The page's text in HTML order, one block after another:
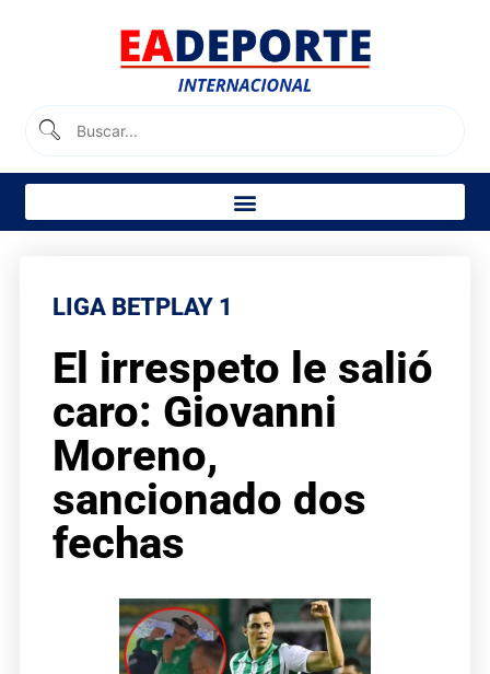
LIGA BETPLAY 1
El irrespeto le salió
caro: Giovanni
Moreno,
sancionado dos
fechas